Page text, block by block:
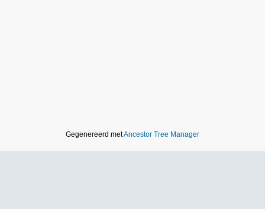
Gegenereerd metAncestor Tree Manager